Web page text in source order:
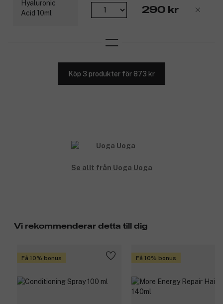
290 kr
Köp 3 produkter för 873 kr
Se allt från Uoga Uoga
Vi rekommenderar detta till dig
Få 10% bonus Få 10% bonus